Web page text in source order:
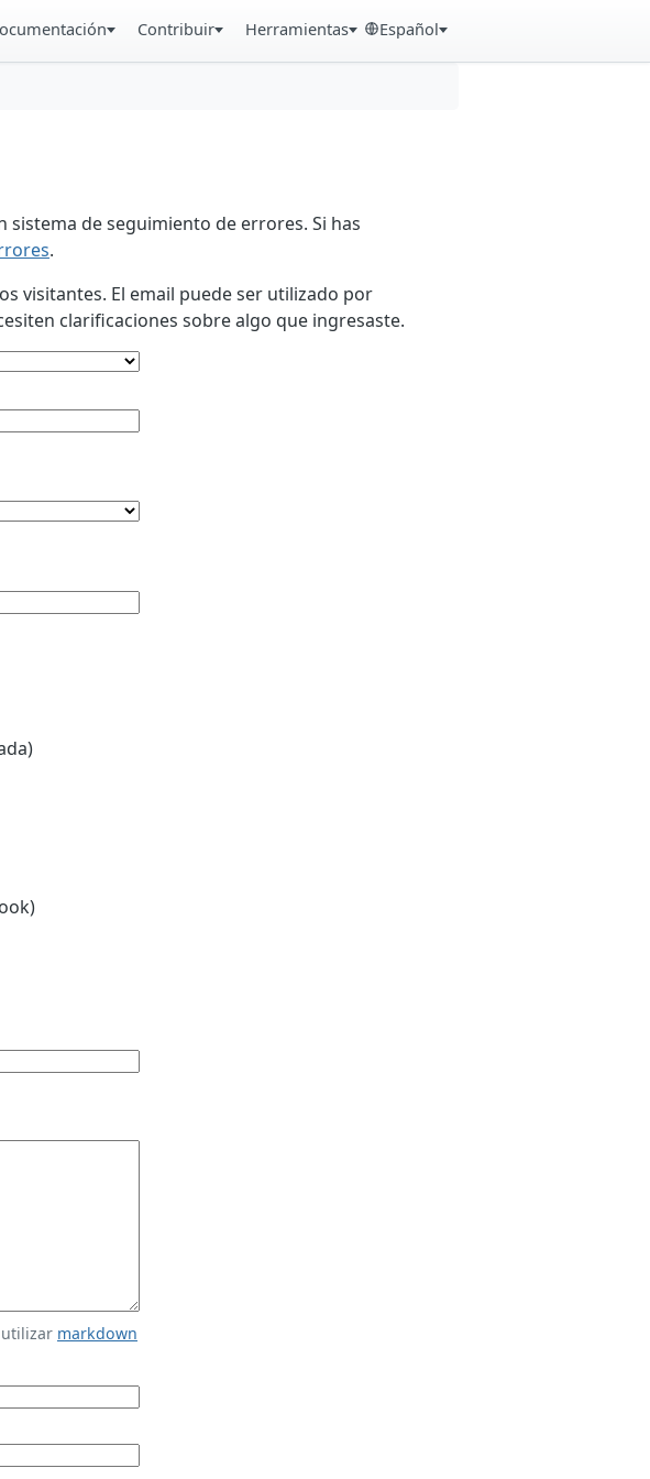
Contribuir Herramientas Español
de seguimiento de errores. Si has
.
visitantes. El email puede ser utilizado por
clarificaciones sobre algo que ingresaste.
markdown